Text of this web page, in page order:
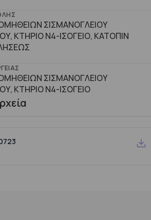
ΣΙΣΜΑΝΟΓΛΕΙΟΥ
ΚΤΗΡΙΟ Ν4-ΙΣΟΓΕΙΟ, ΚΑΤΟΠΙΝ
ΣΙΣΜΑΝΟΓΛΕΙΟΥ
ΚΤHΡΙΟ Ν4-ΙΣΟΓΕΙΟ